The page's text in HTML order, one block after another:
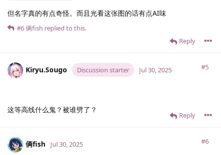
但名字真的有点奇怪。而且光看这张图的话有点AI味
Reply
#6俩fish replied to this.
Kiryu.​Sougo Discussion starter #5
Jul 30, 2025
这等高线什么鬼？被谁劈了？
Reply
俩fish #6
Jul 30, 2025